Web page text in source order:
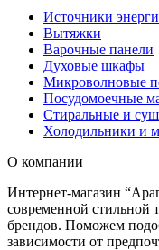
Источники
Вытяжки
Варочные панели
Духовые шкафы
Микроволновые
Посудомоечные
Стиральные и
Холодильники и
О компании
Интернет-магазин
современной стильной
брендов. Поможем
зависимости от